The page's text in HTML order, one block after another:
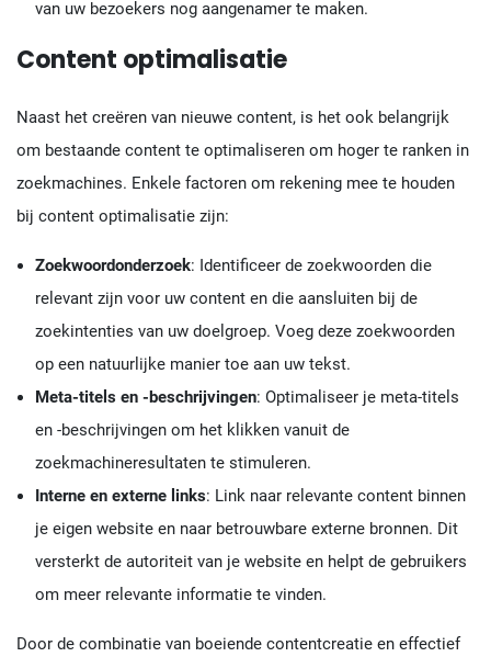
van uw bezoekers nog aangenamer te maken.
Content optimalisatie
Naast het creëren van nieuwe content, is het ook belangrijk
om bestaande content te optimaliseren om hoger te ranken in
zoekmachines. Enkele factoren om rekening mee te houden
bij content optimalisatie zijn:
Zoekwoordonderzoek: Identificeer de zoekwoorden die
relevant zijn voor uw content en die aansluiten bij de
zoekintenties van uw doelgroep. Voeg deze zoekwoorden
op een natuurlijke manier toe aan uw tekst.
Meta-titels en -beschrijvingen: Optimaliseer je meta-titels
en -beschrijvingen om het klikken vanuit de
zoekmachineresultaten te stimuleren.
Interne en externe links: Link naar relevante content binnen
je eigen website en naar betrouwbare externe bronnen. Dit
versterkt de autoriteit van je website en helpt de gebruikers
om meer relevante informatie te vinden.
Door de combinatie van boeiende contentcreatie en effectief